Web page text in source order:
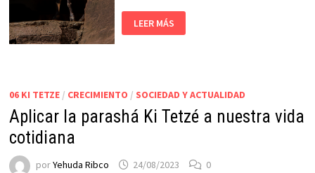
LEER MÁS
06 KI TETZE/ CRECIMIENTO / SOCIEDAD Y ACTUALIDAD
Aplicar la parashá Ki Tetzé a nuestra vida
cotidiana
porYehuda Ribco 24/08/2023 0